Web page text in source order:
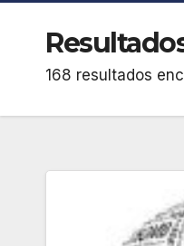
168 resultados